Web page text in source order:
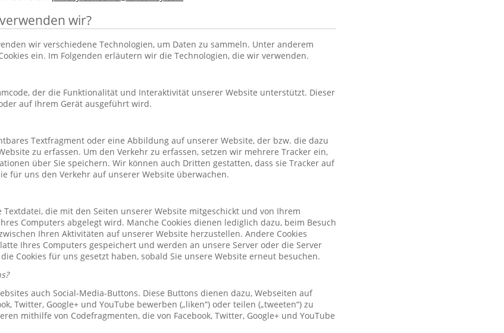
wir?
wir verschiedene Technologien, um Daten zu sammeln. Unter anderem
ein. Im Folgenden erläutern wir die Technologien, die wir verwenden.
der die Funktionalität und Interaktivität unserer Website unterstützt. Dieser
auf Ihrem Gerät ausgeführt wird.
Textfragment oder eine Abbildung auf unserer Website, der bzw. die dazu
zu erfassen. Um den Verkehr zu erfassen, setzen wir mehrere Tracker ein,
über Sie speichern. Wir können auch Dritten gestatten, dass sie Tracker auf
für uns den Verkehr auf unserer Website überwachen.
Textdatei, die mit den Seiten unserer Website mitgeschickt und von Ihrem
Computers abgelegt wird. Manche Cookies dienen lediglich dazu, beim Besuch
Ihren Aktivitäten auf unserer Website herzustellen. Andere Cookies
Ihres Computers gespeichert und werden an unsere Server oder die Server
Cookies für uns gesetzt haben, sobald Sie unsere Website erneut besuchen.
auch Social-Media-Buttons. Diese Buttons dienen dazu, Webseiten auf
Twitter, Google+ und YouTube bewerben („liken“) oder teilen („tweeten“) zu
mithilfe von Codefragmenten, die von Facebook, Twitter, Google+ und YouTube